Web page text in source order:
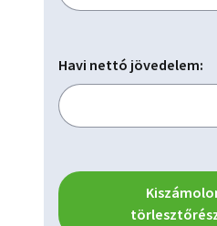
Havi nettó jövedelem: